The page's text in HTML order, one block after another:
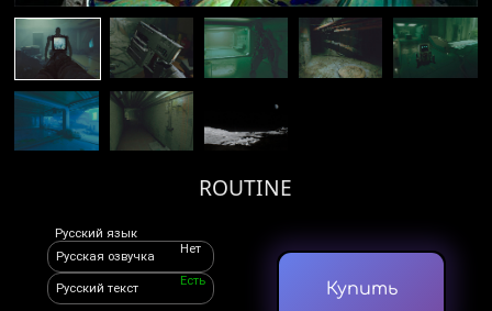
ROUTINE
Русский язык
Русская озвучка
Нет
Русский текст
Есть Купить